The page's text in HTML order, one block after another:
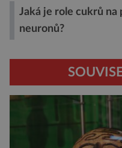
Jaká je role cukrů
neuronů?